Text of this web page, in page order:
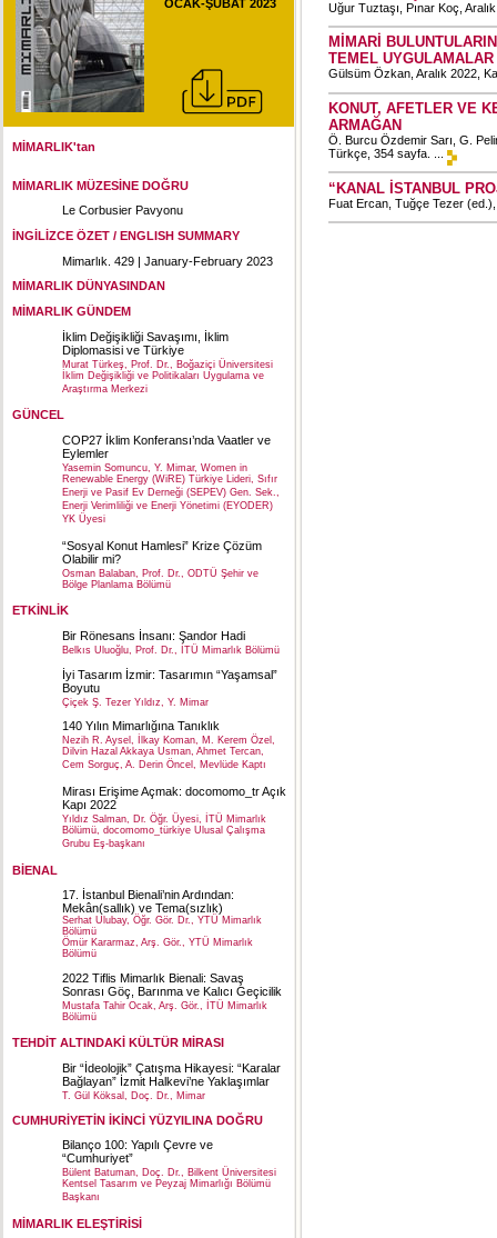
OCAK-ŞUBAT 2023
MİMARLIK'tan
MİMARLIK MÜZESİNE DOĞRU
Le Corbusier Pavyonu
İNGİLİZCE ÖZET / ENGLISH SUMMARY
Mimarlık. 429 | January-February 2023
MİMARLIK DÜNYASINDAN
MİMARLIK GÜNDEM
İklim Değişikliği Savaşımı, İklim
Diplomasisi ve Türkiye
Murat Türkeş, Prof. Dr., Boğaziçi Üniversitesi
İklim Değişikliği ve Politikaları Uygulama ve
Araştırma Merkezi
GÜNCEL
COP27 İklim Konferansı’nda Vaatler ve
Eylemler
Yasemin Somuncu, Y. Mimar, Women in
Renewable Energy (WiRE) Türkiye Lideri, Sıfır
Enerji ve Pasif Ev Derneği (SEPEV) Gen. Sek.,
Enerji Verimliliği ve Enerji Yönetimi (EYODER)
YK Üyesi
“Sosyal Konut Hamlesi” Krize Çözüm
Olabilir mi?
Osman Balaban, Prof. Dr., ODTÜ Şehir ve
Bölge Planlama Bölümü
ETKİNLİK
Bir Rönesans İnsanı: Şandor Hadi
Belkıs Uluoğlu, Prof. Dr., İTÜ Mimarlık Bölümü
İyi Tasarım İzmir: Tasarımın “Yaşamsal”
Boyutu
Çiçek Ş. Tezer Yıldız, Y. Mimar
140 Yılın Mimarlığına Tanıklık
Nezih R. Aysel, İlkay Koman, M. Kerem Özel,
Dilvin Hazal Akkaya Usman, Ahmet Tercan,
Cem Sorguç, A. Derin Öncel, Mevlüde Kaptı
Mirası Erişime Açmak: docomomo_tr Açık
Kapı 2022
Yıldız Salman, Dr. Öğr. Üyesi, İTÜ Mimarlık
Bölümü, docomomo_türkiye Ulusal Çalışma
Grubu Eş-başkanı
BİENAL
17. İstanbul Bienali’nin Ardından:
Mekân(sallık) ve Tema(sızlık)
Serhat Ulubay, Öğr. Gör. Dr., YTÜ Mimarlık
Bölümü
Ömür Kararmaz, Arş. Gör., YTÜ Mimarlık
Bölümü
2022 Tiflis Mimarlık Bienali: Savaş
Sonrası Göç, Barınma ve Kalıcı Geçicilik
Mustafa Tahir Ocak, Arş. Gör., İTÜ Mimarlık
Bölümü
TEHDİT ALTINDAKİ KÜLTÜR MİRASI
Bir “İdeolojik” Çatışma Hikayesi: “Karalar
Bağlayan” İzmit Halkevi’ne Yaklaşımlar
T. Gül Köksal, Doç. Dr., Mimar
CUMHURİYETİN İKİNCİ YÜZYILINA DOĞRU
Bilanço 100: Yapılı Çevre ve
“Cumhuriyet”
Bülent Batuman, Doç. Dr., Bilkent Üniversitesi
Kentsel Tasarım ve Peyzaj Mimarlığı Bölümü
Başkanı
MİMARLIK ELEŞTİRİSİ
Uğur Tuztaşı, Pınar Koç,
MİMARİ
TEMEL UYGULAMALAR
Gülsüm Özkan, Aralık 2022,
KONUT, AFETLER VE
ARMAĞAN
Ö. Burcu Özdemir Sarı, G.
Türkçe, 354 sayfa. ...
“KANAL İSTANBUL
Fuat Ercan, Tuğçe Tezer